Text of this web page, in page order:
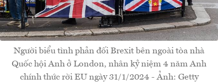
Người biểu tình phản đối Brexit bên ngoài tòa nhà
Quốc hội Anh ở London, nhân kỷ niệm 4 năm Anh
chính thức rời EU ngày 31/1/2024 - Ảnh: Getty